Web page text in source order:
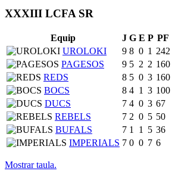
XXXIII LCFA SR
Equip J G E P PF
UROLOKI
9 8 0 1 242
PAGESOS
9 5 2 2 160
REDS
8 5 0 3 160
BOCS
8 4 1 3 100
DUCS
7 4 0 3 67
REBELS
7 2 0 5 50
BUFALS
7 1 1 5 36
IMPERIALS 7 0 0 7 6
Mostrar taula.